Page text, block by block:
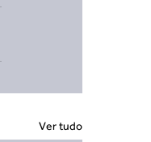
Ver tudo